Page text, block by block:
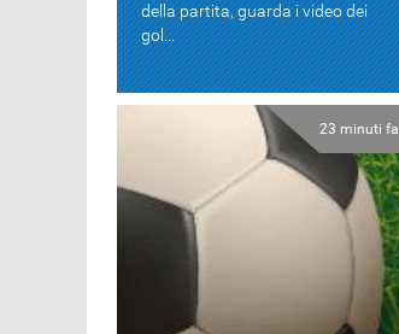
della partita, guarda i video dei
gol...
23 minuti fa